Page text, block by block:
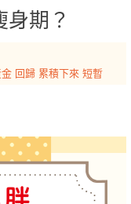
期？
回歸 累積下來 短暫